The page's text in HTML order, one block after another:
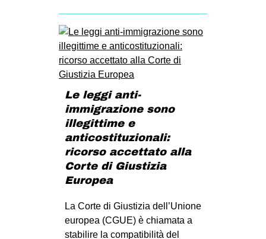
Le leggi anti-
immigrazione sono
illegittime e
anticostituzionali:
ricorso accettato alla
Corte di Giustizia
Europea
La Corte di Giustizia dell’Unione
europea (CGUE) è chiamata a
stabilire la compatibilità del